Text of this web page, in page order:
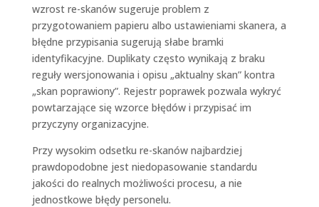
wzrost re-skanów sugeruje problem z
przygotowaniem papieru albo ustawieniami skanera, a
błędne przypisania sugerują słabe bramki
identyfikacyjne. Duplikaty często wynikają z braku
reguły wersjonowania i opisu „aktualny skan” kontra
„skan poprawiony”. Rejestr poprawek pozwala wykryć
powtarzające się wzorce błędów i przypisać im
przyczyny organizacyjne.
Przy wysokim odsetku re-skanów najbardziej
prawdopodobne jest niedopasowanie standardu
jakości do realnych możliwości procesu, a nie
jednostkowe błędy personelu.